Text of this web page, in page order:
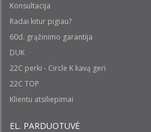
Konsultacija
Radai kitur pigiau?
60d. grąžinimo garantija
DUK
22C perki - Circle K kavą geri
22C TOP
Klientu atsiliepimai
EL. PARDUOTUVĖ